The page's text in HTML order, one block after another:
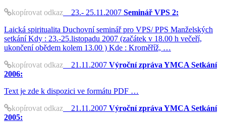
kopírovat odkaz 23.- 25.11.2007 Seminář VPS 2:
Laická spiritualita Duchovní seminář pro VPS/ PPS Manželských
setkání Kdy : 23.-25.listopadu 2007 (začátek v 18.00 h večeří,
ukončení obědem kolem 13.00 ) Kde : Kroměříž, …
kopírovat odkaz 21.11.2007 Výroční zpráva YMCA Setkání
2006:
Text je zde k dispozici ve formátu PDF …
kopírovat odkaz 21.11.2007 Výroční zpráva YMCA Setkání
2005: